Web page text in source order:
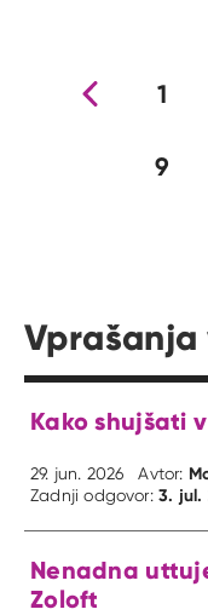
Prejšnja stran
1
9
Kako shujšati
29. jun. 2026 Avtor:
Zadnji odgovor:3. jul.
Nenadna
Zoloft